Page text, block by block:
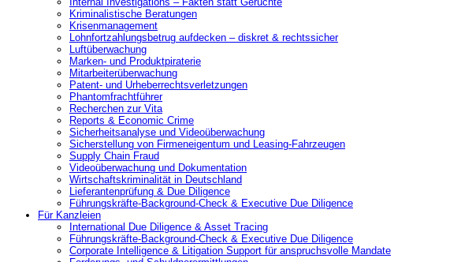
Kriminalistische Beratungen
Krisenmanagement
Lohnfortzahlungsbetrug aufdecken – diskret & rechtssicher
Luftüberwachung
Marken- und Produktpiraterie
Mitarbeiterüberwachung
Patent- und Urheberrechtsverletzungen
Phantomfrachtführer
Recherchen zur Vita
Reports & Economic Crime
Sicherheitsanalyse und Videoüberwachung
Sicherstellung von Firmeneigentum und Leasing-Fahrzeugen
Supply Chain Fraud
Videoüberwachung und Dokumentation
Wirtschaftskriminalität in Deutschland
Lieferantenprüfung & Due Diligence
Führungskräfte-Background-Check & Executive Due Diligence
Für Kanzleien
International Due Diligence & Asset Tracing
Führungskräfte-Background-Check & Executive Due Diligence
Corporate Intelligence & Litigation Support für anspruchsvolle Mandate